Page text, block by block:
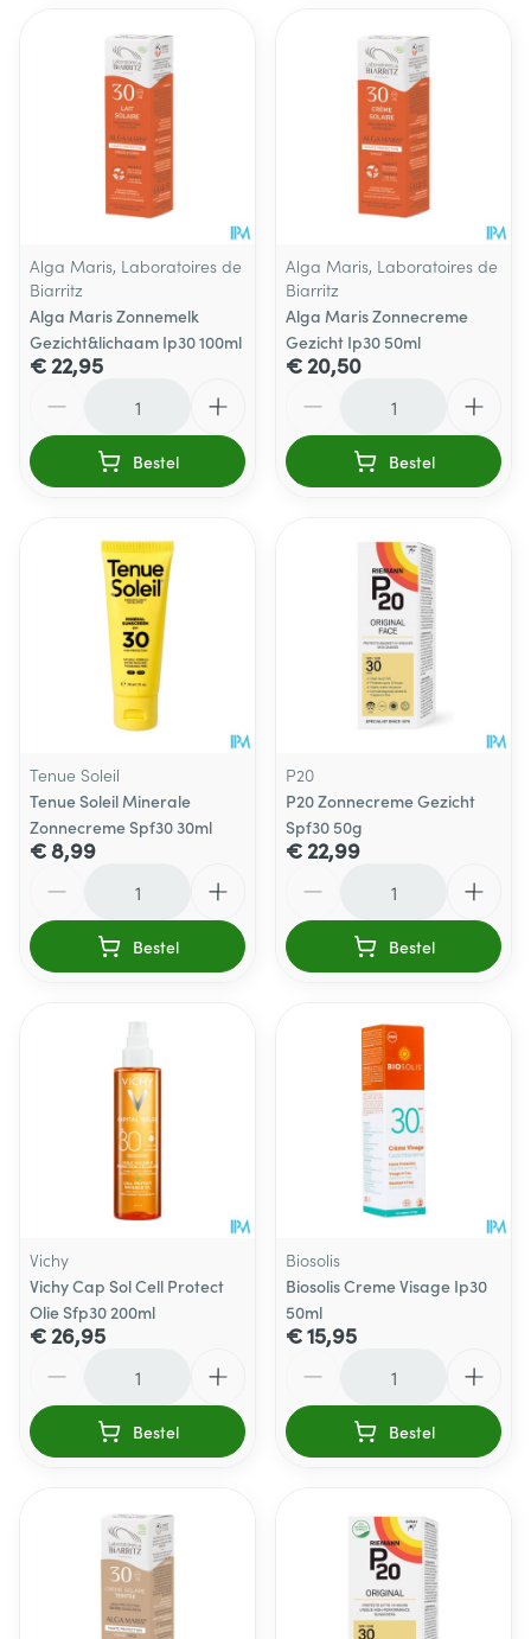
Alga Maris, Laboratoires de
Biarritz
Alga Maris Zonnemelk
Gezicht&lichaam Ip30 100ml
€ 22,95
Bestel
Alga Maris, Laboratoires de
Biarritz
Alga Maris Zonnecreme
Gezicht Ip30 50ml
€ 20,50
Bestel
Tenue Soleil
Tenue Soleil Minerale
Zonnecreme Spf30 30ml
€ 8,99
Bestel
P20
P20 Zonnecreme Gezicht
Spf30 50g
€ 22,99
Bestel
Vichy
Vichy Cap Sol Cell Protect
Olie Sfp30 200ml
€ 26,95
Bestel
Biosolis
Biosolis Creme Visage Ip30
50ml
€ 15,95
Bestel